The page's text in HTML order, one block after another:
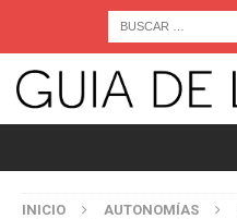
INICIO AUTONOMÍAS